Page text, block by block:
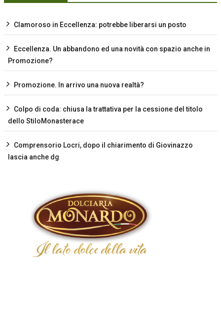
Clamoroso in Eccellenza: potrebbe liberarsi un posto
Eccellenza. Un abbandono ed una novità con spazio anche in
Promozione?
Promozione. In arrivo una nuova realtà?
Colpo di coda: chiusa la trattativa per la cessione del titolo
dello StiloMonasterace
Comprensorio Locri, dopo il chiarimento di Giovinazzo
lascia anche dg